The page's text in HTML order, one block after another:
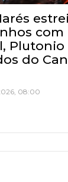
com
Plutonio
do
08:00